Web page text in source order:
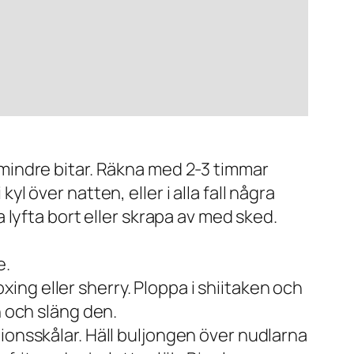
bitar. Räkna med 2-3 timmar
över natten, eller i alla fall några
bort eller skrapa av med sked.
eller sherry. Ploppa i shiitaken och
släng den.
Häll buljongen över nudlarna